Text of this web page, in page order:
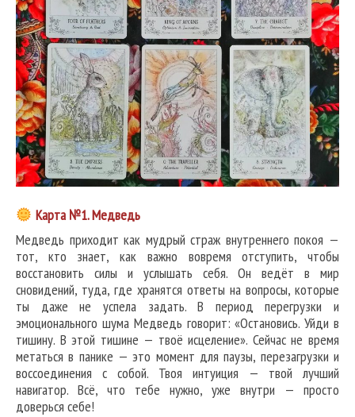
Карта №1. Медведь
Медведь приходит как мудрый страж внутреннего покоя —
тот, кто знает, как важно вовремя отступить, чтобы
восстановить силы и услышать себя. Он ведёт в мир
сновидений, туда, где хранятся ответы на вопросы, которые
ты даже не успела задать. В период перегрузки и
эмоционального шума Медведь говорит: «Остановись. Уйди в
тишину. В этой тишине — твоё исцеление». Сейчас не время
метаться в панике — это момент для паузы, перезагрузки и
воссоединения с собой. Твоя интуиция — твой лучший
навигатор. Всё, что тебе нужно, уже внутри — просто
доверься себе!